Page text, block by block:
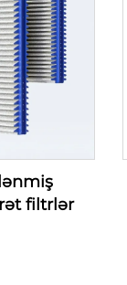
filtrlər